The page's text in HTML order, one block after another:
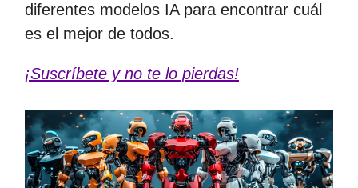
diferentes modelos IA para encontrar cuál
es el mejor de todos.
¡Suscríbete y no te lo pierdas!